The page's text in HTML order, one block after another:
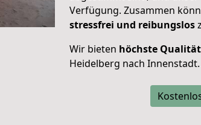
Verfügung. Zusammen
stressfrei und reibungslos
Wir bieten höchste Qualität
Heidelberg nach Innenstadt.